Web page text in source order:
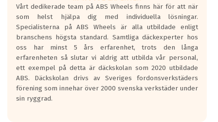
Betygsskalan är satt A till F. Där A påvisar
den kortaste bromssträckan och F är den
längsta.
Inga D eller G betyg delas ut för
personbilar och lätta lastbilar.
Betyget sätts efter ett test där däcken
skall bromsa in på en väg där det ligger
0.5-1.5 mm vatten.
I 80km/h kommer skillnaden på
Vårt dedikerade team på ABS Wheels finns här för att när
som helst hjälpa dig med individuella lösningar.
Specialisterna på ABS Wheels är alla utbildade enligt
branschens högsta standard. Samtliga däckexperter hos
oss har minst 5 års erfarenhet, trots den långa
erfarenheten så slutar vi aldrig att utbilda vår personal,
ett exempel på detta är däckskolan som 2020 utbildade
ABS. Däckskolan drivs av Sveriges fordonsverkstäders
förening som innehar över 2000 svenska verkstäder under
sin ryggrad.